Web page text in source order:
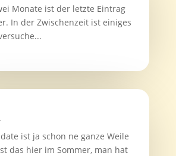
Monate ist der letzte Eintrag
In der Zwischenzeit ist einiges
ist ja schon ne ganze Weile
das hier im Sommer, man hat